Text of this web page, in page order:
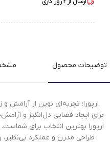
توضیحات محصول
ارپورا؛ تجربه‌ای نوین از آرامش
برای ایجاد فضایی دل‌انگیز و
ارپورا بهترین انتخاب برای
طراحی مدرن و عملکرد بی‌نظیر،